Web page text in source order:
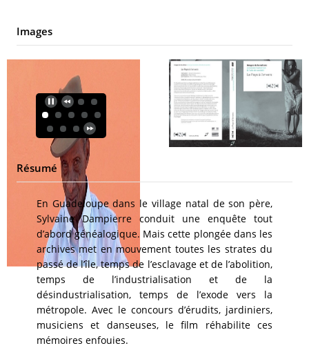
Images
Résumé
En Guadeloupe dans le village natal de son père,
Sylvaine Dampierre conduit une enquête tout
d’abord généalogique. Mais cette plongée dans les
archives met en mouvement toutes les strates du
passé de l’île, temps de l’esclavage et de l’abolition,
temps de l’industrialisation et de la
désindustrialisation, temps de l’exode vers la
métropole. Avec le concours d’érudits, jardiniers,
musiciens et danseuses, le film réhabilite ces
mémoires enfouies.